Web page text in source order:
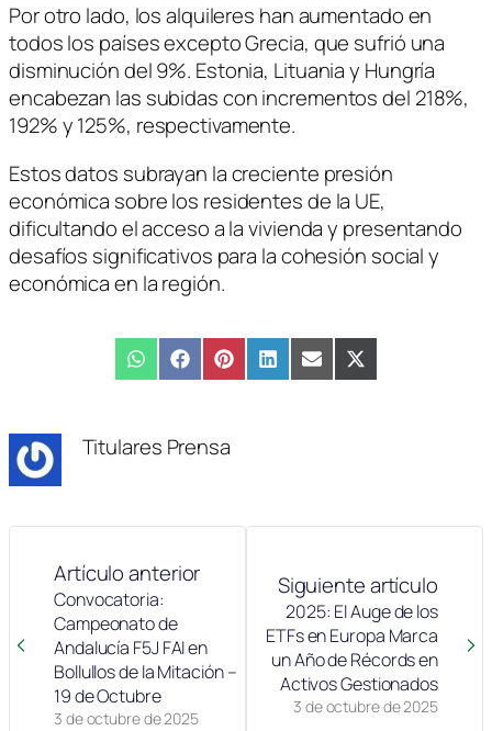
Por otro lado, los alquileres han aumentado en
todos los países excepto Grecia, que sufrió una
disminución del 9%. Estonia, Lituania y Hungría
encabezan las subidas con incrementos del 218%,
192% y 125%, respectivamente.
Estos datos subrayan la creciente presión
económica sobre los residentes de la UE,
dificultando el acceso a la vivienda y presentando
desafíos significativos para la cohesión social y
económica en la región.
Compartir
en
WhatsAppCompartir
en
FacebookCompartir
en
PinterestCompartir
en
LinkedInCompartir
en
EmailCompartir
en
X
(Twitter)
Titulares Prensa
Artículo anterior
3 de octubre de 2025
Convocatoria:
Campeonato de
Andalucía F5J FAI en
Bollullos de la Mitación –
19 de Octubre
Siguiente artículo
3 de octubre de 2025
2025: El Auge de los
ETFs en Europa Marca
un Año de Récords en
Activos Gestionados